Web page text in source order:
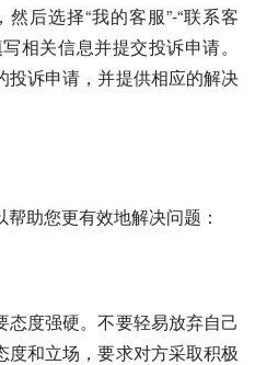
后选择“我的客服”-“联系客
相关信息并提交投诉申请。
投诉申请，并提供相应的解决
助您更有效地解决问题：
度强硬。不要轻易放弃自己
度和立场，要求对方采取积极